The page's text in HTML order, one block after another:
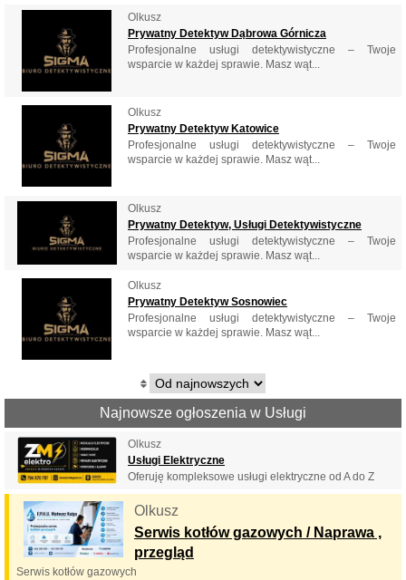
Olkusz
Prywatny Detektyw Dąbrowa Górnicza
Profesjonalne usługi detektywistyczne – Twoje
wsparcie w każdej sprawie. Masz wąt...
Olkusz
Prywatny Detektyw Katowice
Profesjonalne usługi detektywistyczne – Twoje
wsparcie w każdej sprawie. Masz wąt...
Olkusz
Prywatny Detektyw, Usługi Detektywistyczne
Profesjonalne usługi detektywistyczne – Twoje
wsparcie w każdej sprawie. Masz wąt...
Olkusz
Prywatny Detektyw Sosnowiec
Profesjonalne usługi detektywistyczne – Twoje
wsparcie w każdej sprawie. Masz wąt...
Najnowsze ogłoszenia w Usługi
Olkusz
Usługi Elektryczne
Oferuję kompleksowe usługi elektryczne od A do Z
Olkusz
Serwis kotłów gazowych / Naprawa ,
przegląd
Serwis kotłów gazowych